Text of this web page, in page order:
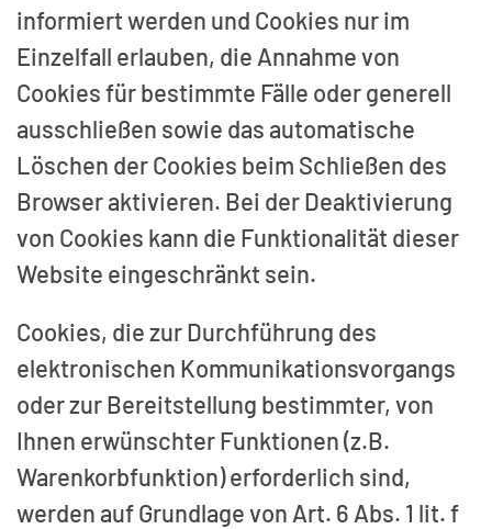
informiert werden und Cookies nur im
Einzelfall erlauben, die Annahme von
Cookies für bestimmte Fälle oder generell
ausschließen sowie das automatische
Löschen der Cookies beim Schließen des
Browser aktivieren. Bei der Deaktivierung
von Cookies kann die Funktionalität dieser
Website eingeschränkt sein.
Cookies, die zur Durchführung des
elektronischen Kommunikationsvorgangs
oder zur Bereitstellung bestimmter, von
Ihnen erwünschter Funktionen (z.B.
Warenkorbfunktion) erforderlich sind,
werden auf Grundlage von Art. 6 Abs. 1 lit. f